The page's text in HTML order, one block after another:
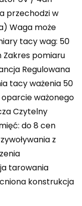
przechodzi w
Waga może
tacy wag: 50
Zakres pomiaru
Regulowana
tacy ważenia 50
ważonego
Czytelny
do 8 cen
z
tarowania
konstrukcja